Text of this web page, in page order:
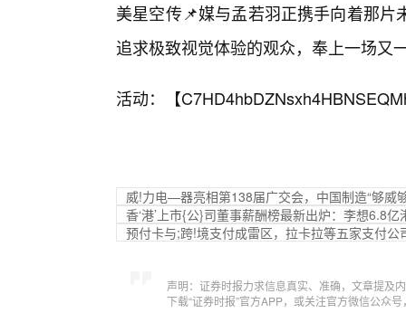
美星空传📌媒与孟若羽正携手向着那
追求极致视觉体验的观众，奉上一场又
活动：【
威!力电—器亮相第138届广交会，中国制造“够威
香‘港’上市{公}司董事薪酬榜最新出炉：李想6.8亿
预付卡与;跨!境支付成雷区，拉卡拉等五家支付公
声明：证券时报力求信息真实、准确，文章提及
下载“证券时报”官方APP，或关注官方微信公众